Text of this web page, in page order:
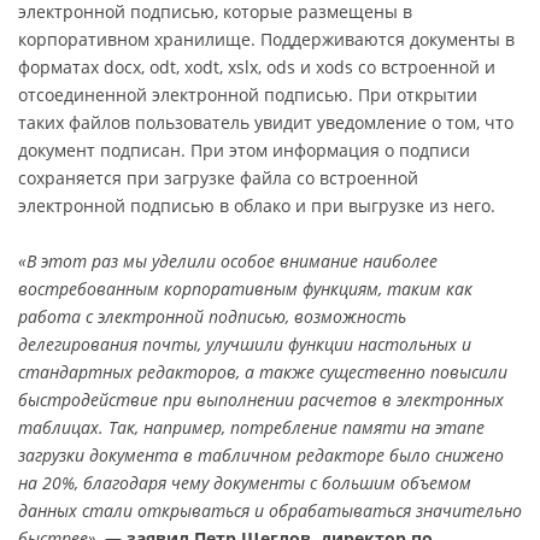
электронной подписью, которые размещены в
корпоративном хранилище. Поддерживаются документы в
форматах docx, odt, xodt, xslx, ods и xods со встроенной и
отсоединенной электронной подписью. При открытии
таких файлов пользователь увидит уведомление о том, что
документ подписан. При этом информация о подписи
сохраняется при загрузке файла со встроенной
электронной подписью в облако и при выгрузке из него.
«В этот раз мы уделили особое внимание наиболее
востребованным корпоративным функциям, таким как
работа с электронной подписью, возможность
делегирования почты, улучшили функции настольных и
стандартных редакторов, а также существенно повысили
быстродействие при выполнении расчетов в электронных
таблицах. Так, например, потребление памяти на этапе
загрузки документа в табличном редакторе было снижено
на 20%, благодаря чему документы с большим объемом
данных стали открываться и обрабатываться значительно